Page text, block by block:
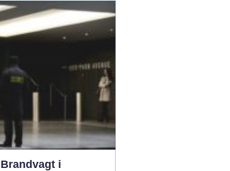
spännande. När en
privatperson,
fastighetsägare eller
arkitekt i Stockholm
handlar upp...
Brandvagt i